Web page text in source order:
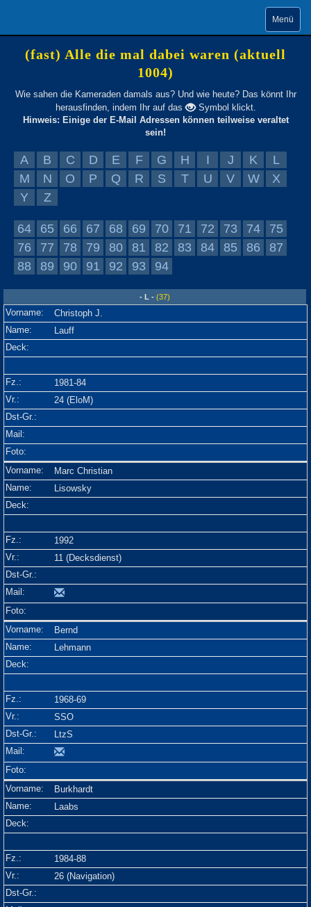
Menü
(fast) Alle die mal dabei waren (aktuell
1004)
Wie sahen die Kameraden damals aus? Und wie heute? Das könnt Ihr
herausfinden, indem Ihr auf das
Symbol klickt.
Hinweis: Einige der E-Mail Adressen können teilweise veraltet
sein!
A B C D E F G H I J K
L
M
N O P Q R S T U V W
X
Y
Z
64 65 66 67 68 69 70 71 72 73 74
75
76
77 78 79 80 81 82 83 84 85 86
87
88
89 90 91 92 93 94
- L - (37)
Christoph J.
Lauff
1981-84
24 (EloM)
Marc Christian
Lisowsky
1992
11 (Decksdienst)
Bernd
Lehmann
1968-69
SSO
LtzS
Burkhardt
Laabs
1984-88
26 (Navigation)